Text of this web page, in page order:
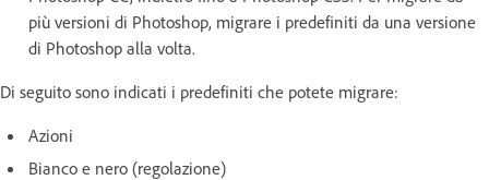
più versioni di Photoshop, migrare i predefiniti da una versione
di Photoshop alla volta.
Di seguito sono indicati i predefiniti che potete migrare:
Azioni
Bianco e nero (regolazione)